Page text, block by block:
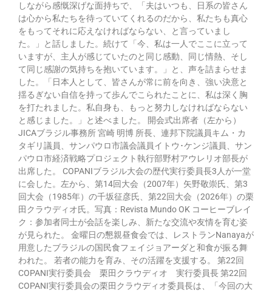
しながら感慨深げな面持ちで、「夫はいつも、日系の皆さん
は心から私たちを待っていてくれるのだから、私たちも真心
をもってそれに応えなければならない、と言っていまし
た。」と話しました。続けて「今、私は一人でここに立って
いますが、主人が感じていたのと同じ感動、同じ情熱、そし
て同じ感謝の気持ちを抱いています。」と、声を詰まらせま
した。「日本人として、皆さんが常に前を向き、強い決意と
揺るぎない自信を持って歩んでこられたことに、私は深く胸
を打たれました。私自身も、もっと努力しなければならない
と感じました。」と述べました。 開会式出席者（左から）
JICAブラジル事務所 宮崎 明博 所長、連邦下院議員キム・カ
タギリ議員、サンパウロ市議会議員イトウ･ケンジ議員、サン
パウロ市経済戦略プロジェクト執行部野村アウレリオ部長が
出席した。 COPANIブラジル大会の歴代実行委員長3人が一堂
に会した。左から、第14回大会（2007年）矢野敬崇氏、第3
回大会（1985年）の千坂征彦氏、第22回大会（2026年）の栗
田クラウディオ氏。写真：Revista Mundo OK コーヒーブレイ
ク：参加者同士が会話を楽しみ、新たな交流や友情を育む姿
が見られた。 金曜日の懇親昼食会では、レストランNanayaが
用意したブラジルの国民食フェイジョアーダと和食が振る舞
われた。 若者の能力を育み、その活躍を支援する。 第22回
COPANI実行委員会 栗田クラウディオ 実行委員長 第22回
COPANI実行委員会の栗田クラウディオ委員長は、「今回の大